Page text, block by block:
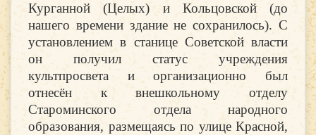
Курганной (Целых) и Кольцовской (до
нашего времени здание не сохранилось). С
установлением в станице Советской власти
он получил статус учреждения
культпросвета и организационно был
отнесён к внешкольному отделу
Староминского отдела народного
образования, размещаясь по улице Красной,